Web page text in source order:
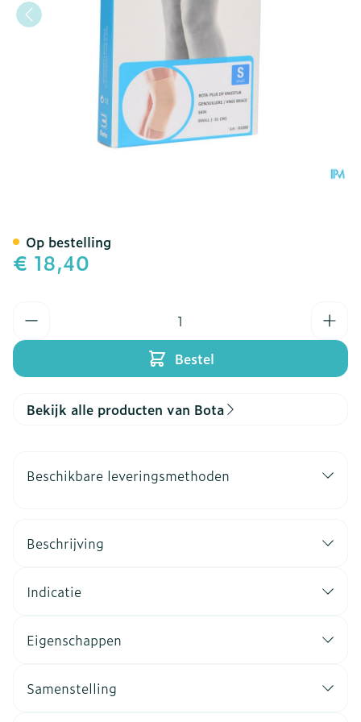
€ 18,40
Bestel
Op bestelling
Bekijk alle producten van Bota
Beschikbare leveringsmethoden
Beschrijving
Indicatie
Eigenschappen
Samenstelling